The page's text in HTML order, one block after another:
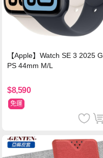
【Apple】Watch SE 3 2025 G
PS 44mm M/L
$8,590
免運